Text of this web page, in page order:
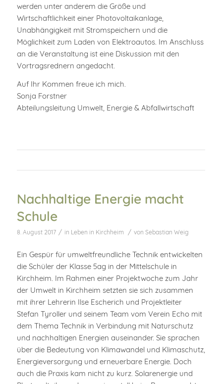
werden unter anderem die Größe und
Wirtschaftlichkeit einer Photovoltaikanlage,
Unabhängigkeit mit Stromspeichern und die
Möglichkeit zum Laden von Elektroautos. Im Anschluss
an die Veranstaltung ist eine Diskussion mit den
Vortragsrednern angedacht.
Auf Ihr Kommen freue ich mich.
Sonja Forstner
Abteilungsleitung Umwelt, Energie & Abfallwirtschaft
Nachhaltige Energie macht
Schule
8. August 2017 / in Leben in Kirchheim / von Sebastian Weig
Ein Gespür für umweltfreundliche Technik entwickelten
die Schüler der Klasse 5ag in der Mittelschule in
Kirchheim. Im Rahmen einer Projektwoche zum Jahr
der Umwelt in Kirchheim setzten sie sich zusammen
mit ihrer Lehrerin Ilse Escherich und Projektleiter
Stefan Tyroller und seinem Team vom Verein Echo mit
dem Thema Technik in Verbindung mit Naturschutz
und nachhaltigen Energien auseinander. Sie sprachen
über die Bedeutung von Klimawandel und Klimaschutz,
Energieversorgung und erneuerbare Energie. Doch
auch die Praxis kam nicht zu kurz. Solarenergie und